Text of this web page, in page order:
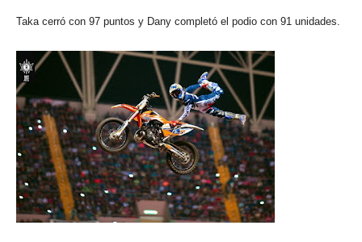
Taka cerró con 97 puntos y Dany completó el podio con 91 unidades.